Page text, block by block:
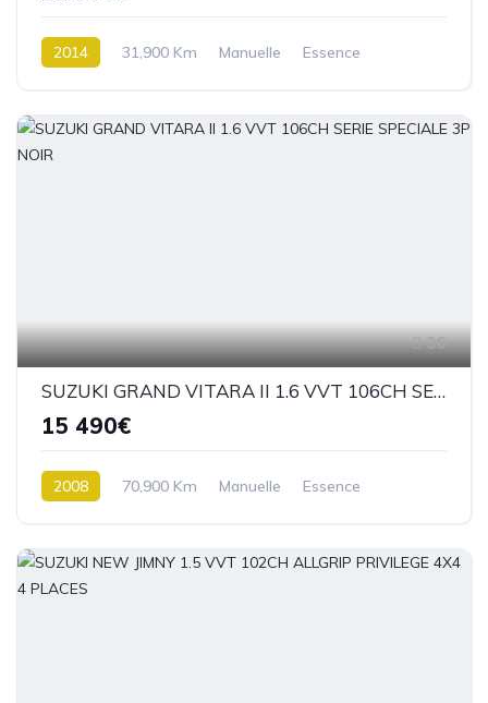
2014 31,900 Km Manuelle
Essence
36
SUZUKI GRAND VITARA II 1.6 VVT 106CH SERIE SPECIALE 3P NOIR
15 490€
2008 70,900 Km Manuelle
Essence